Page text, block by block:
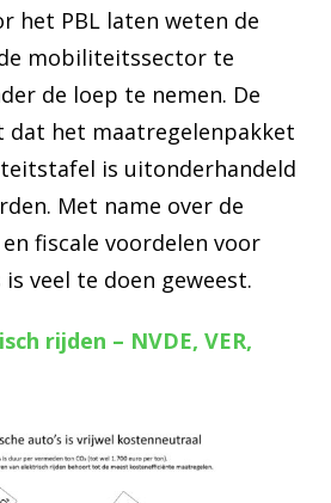
het PBL laten weten de
mobiliteitssector te
de loep te nemen. De
dat het maatregelenpakket
is uitonderhandeld
Met name over de
fiscale voordelen voor
veel te doen geweest.
rijden – NVDE, VER,